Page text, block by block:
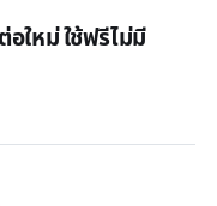
ใหม่ ใช้ฟรีไม่มี